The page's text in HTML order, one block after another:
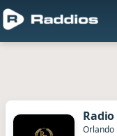
Orlando